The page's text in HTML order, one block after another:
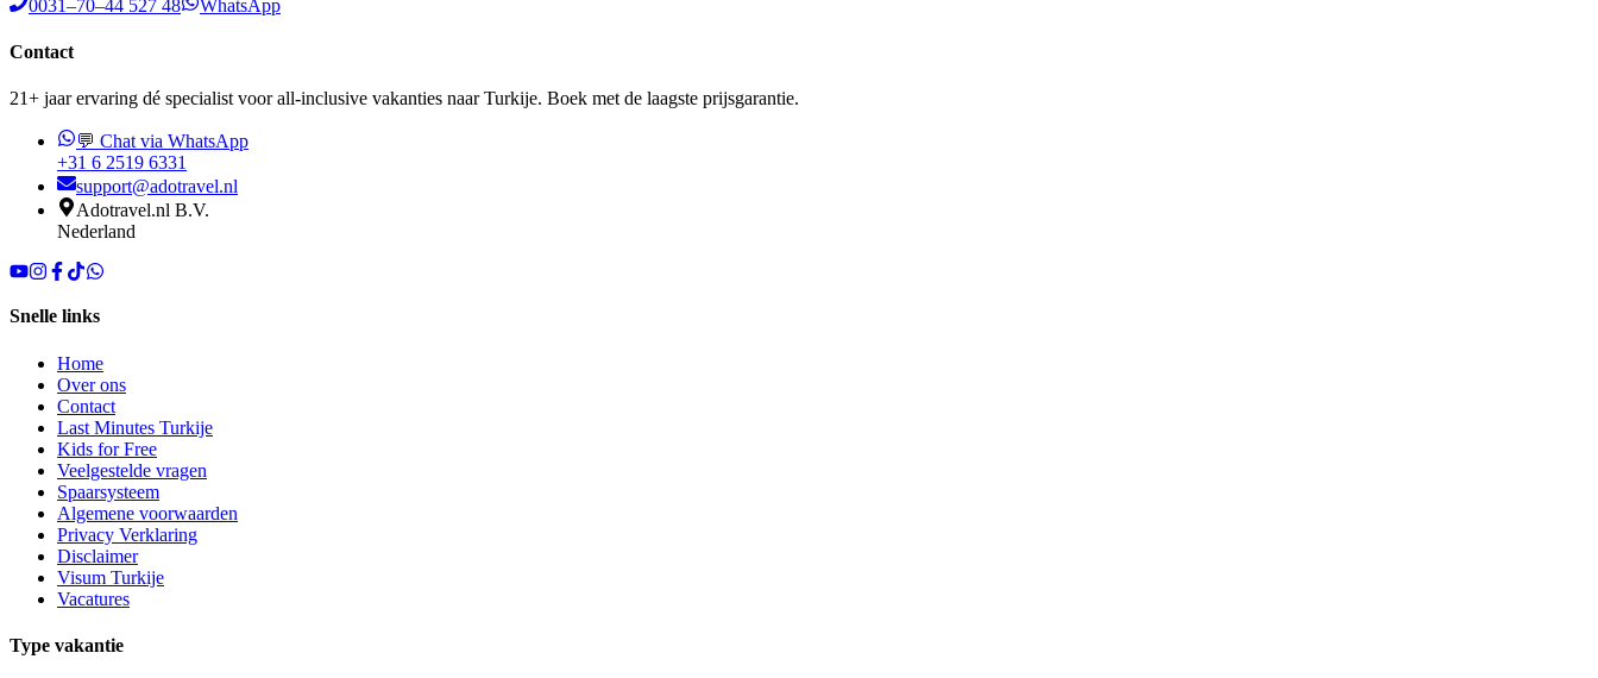
0031–70–44 527 48
WhatsApp
Contact
21+ jaar ervaring dé specialist voor all-inclusive vakanties naar Turkije. Boek met de laagste prijsgarantie.
💬 Chat via WhatsApp
+31 6 2519 6331
support@adotravel.nl
Adotravel.nl B.V.
Nederland
Snelle links
Home
Over ons
Contact
Last Minutes Turkije
Kids for Free
Veelgestelde vragen
Spaarsysteem
Algemene voorwaarden
Privacy Verklaring
Disclaimer
Visum Turkije
Vacatures
Type vakantie